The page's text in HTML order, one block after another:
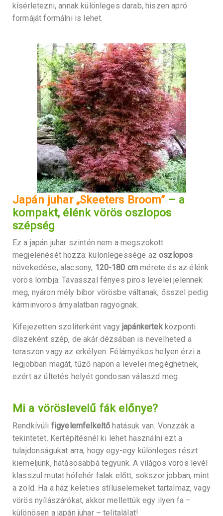
kísérletezni, annak különleges darab, hiszen apró
formáját formálni is lehet.
Japán juhar „Skeeters Broom” – a
kompakt, élénk vörös oszlopos
szépség
Ez a japán juhar szintén nem a megszokott
megjelenését hozza: különlegessége azoszlopos
növekedése, alacsony, 120-180 cm mérete és az élénk
vörös lombja. Tavasszal fényes piros levelei jelennek
meg, nyáron mély bíbor vörösbe váltanak, ősszel pedig
kárminvörös árnyalatban ragyognak.
Kifejezetten szoliterként vagy japánkertekközponti
díszeként szép, de akár dézsában is nevelheted a
teraszon vagy az erkélyen. Félárnyékos helyen érzi a
legjobban magát, tűző napon a levelei megéghetnek,
ezért az ültetés helyét gondosan válaszd meg.
Mi a vöröslevelű fák előnye?
Rendkívüli figyelemfelkeltő hatásuk van. Vonzzák a
tekintetet. Kertépítésnél ki lehet használni ezt a
tulajdonságukat arra, hogy egy-egy különleges részt
kiemeljünk, hatásosabbá tegyünk. A világos vörös levél
klasszul mutat hófehér falak előtt, sokszor jobban, mint
a zöld. Ha a ház keleties stíluselemeket tartalmaz, vagy
vörös nyílászárókat, akkor mellettük egy ilyen fa –
különösen a japán juhar – telitalálat!